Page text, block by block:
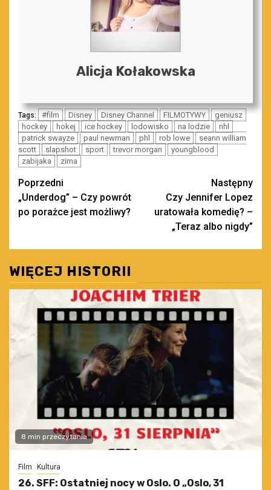
Alicja Kołakowska
Tags: #film Disney Disney Channel FILMOTYWY
geniusz
hockey
hokej ice hockey lodowisko na lodzie
nhl
patrick swayze
paul newman phl rob lowe
seann william
scott
slapshot sport trevor morgan
youngblood
zabijaka
zima
Zobacz
wpisy
Poprzedni
„Underdog” – Czy powrót
po porażce jest możliwy?
Następny
Czy Jennifer Lopez
uratowała komedię? –
„Teraz albo nigdy”
WIĘCEJ HISTORII
8 min przeczytania
Film Kultura
26. SFF: Ostatniej nocy w Oslo. O „Oslo, 31